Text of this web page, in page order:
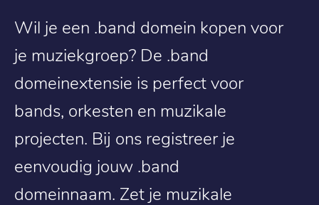
Wil je een .band domein kopen voor
je muziekgroep? De .band
domeinextensie is perfect voor
bands, orkesten en muzikale
projecten. Bij ons registreer je
eenvoudig jouw .band
domeinnaam. Zet je muzikale